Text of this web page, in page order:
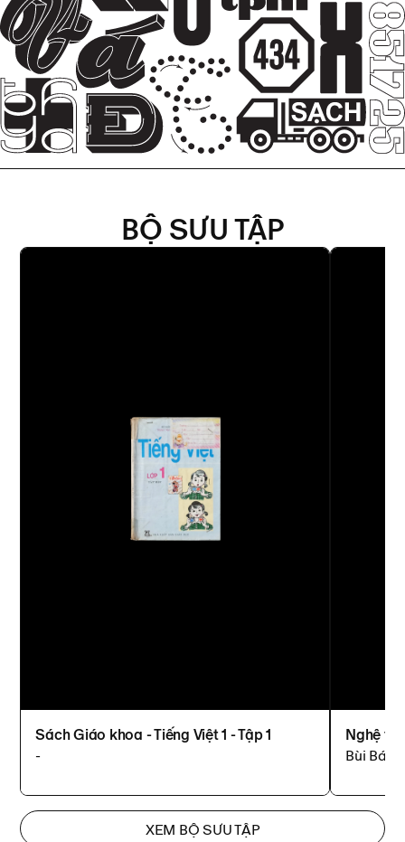
BỘ SƯU TẬP
Sách Giáo khoa - Tiếng Việt 1 - Tập 1
-
Nghệ
Bùi Bá
XEM BỘ SƯU TẬP